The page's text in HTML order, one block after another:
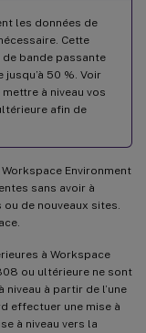
les données de
Cette
bande passante
50 %. Voir
à niveau vos
afin de
Environment
sans avoir à
de nouveaux sites.
à Workspace
ou ultérieure ne sont
à partir de l’une
effectuer une mise à
à niveau vers la